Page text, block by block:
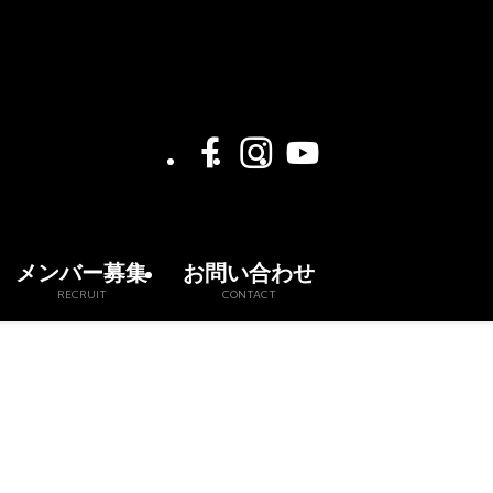
メンバー募集
RECRUIT
お問い合わせ
CONTACT